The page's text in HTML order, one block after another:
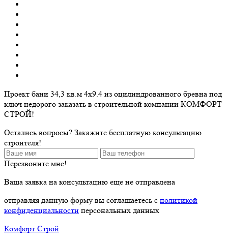
Проект бани 34,3 кв.м 4х9.4 из оцилиндрованного бревна под
ключ недорого заказать в строительной компании КОМФОРТ
СТРОЙ!
Остались вопросы? Закажите бесплатную консультацию
строителя!
Перезвоните мне!
Ваша заявка на консультацию еще не отправлена
отправляя данную форму вы соглашаетесь с политикой
конфиденциальности персональных данных
Комфорт Строй